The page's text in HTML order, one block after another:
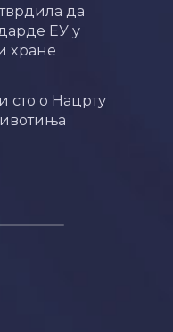
да
ЕУ у
хране
сто о Нацрту